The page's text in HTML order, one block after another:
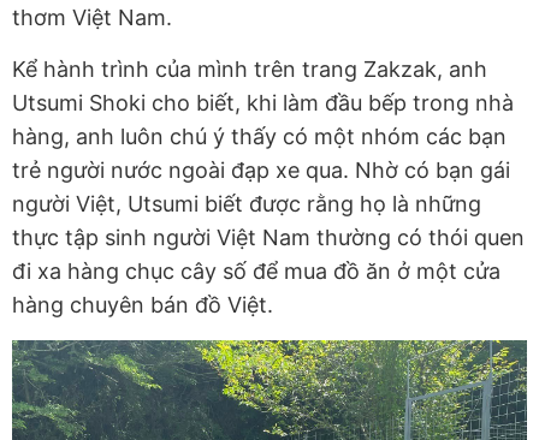
thơm Việt Nam.
Kể hành trình của mình trên trang Zakzak, anh
Utsumi Shoki cho biết, khi làm đầu bếp trong nhà
hàng, anh luôn chú ý thấy có một nhóm các bạn
trẻ người nước ngoài đạp xe qua. Nhờ có bạn gái
người Việt, Utsumi biết được rằng họ là những
thực tập sinh người Việt Nam thường có thói quen
đi xa hàng chục cây số để mua đồ ăn ở một cửa
hàng chuyên bán đồ Việt.